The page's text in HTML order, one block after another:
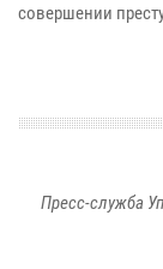
совершении
Пресс-служба